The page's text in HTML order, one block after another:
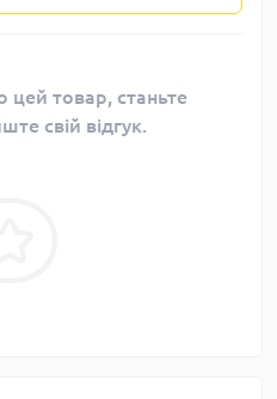
цей товар, станьте
свій відгук.